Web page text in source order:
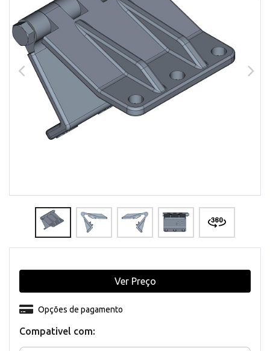
Compativel com:
Opções de pagamento
Ver Preço